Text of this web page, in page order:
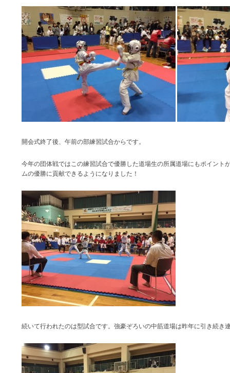
開会式終了後、午前の部練習試合からです。
今年の団体戦ではこの練習試合で優勝した道場生の所属道場にもポイント
ムの優勝に貢献できるようになりました！
続いて行われたのは型試合です。強豪ぞろいの中筋道場は昨年に引き続き